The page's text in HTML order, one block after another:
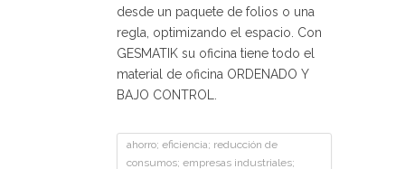
desde un paquete de folios o una
regla, optimizando el espacio. Con
GESMATIK su oficina tiene todo el
material de oficina ORDENADO Y
BAJO CONTROL.
ahorro; eficiencia; reducción de
consumos; empresas industriales;